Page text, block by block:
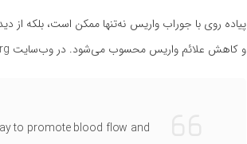
پیاده روی با جوراب واریس نه‌تنها ممکن است، بلکه از
و کاهش علائم واریس محسوب می‌شود. در وب‌سایت cacvi.org در این باره آمده است:
to promote blood flow and